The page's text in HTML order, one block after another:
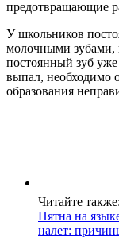
предотвращающие
У школьников
молочными зубами,
постоянный зуб
выпал, необходимо
образования
Читайте также:
Пятна на
налет: